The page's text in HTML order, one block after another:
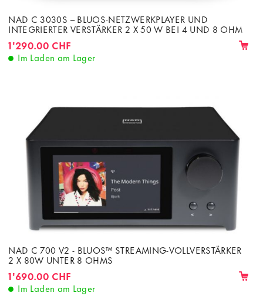
NAD C 3030S – BLUOS-NETZWERKPLAYER UND
INTEGRIERTER VERSTÄRKER 2 X 50 W BEI 4 UND 8 OHM
1'290.00 CHF
Im Laden am Lager
NAD C 700 V2 - BLUOS™ STREAMING-VOLLVERSTÄRKER
2 X 80W UNTER 8 OHMS
1'690.00 CHF
Im Laden am Lager